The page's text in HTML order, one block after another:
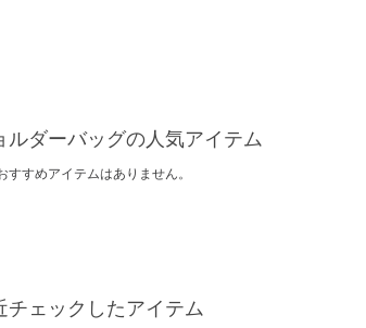
ルダーバッグの人気アイテム
すすめアイテムはありません。
チェックしたアイテム